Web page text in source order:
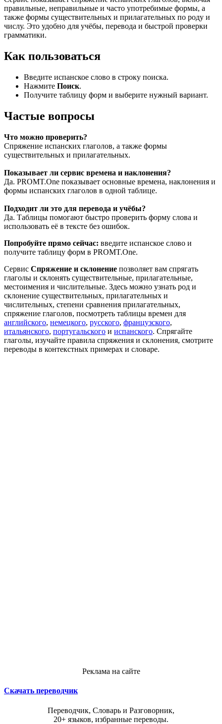
правильные, неправильные и часто употребимые формы, а
также формы существительных и прилагательных по роду и
числу. Это удобно для учёбы, перевода и быстрой проверки
грамматики.
Как пользоваться
Введите испанское слово в строку поиска.
Нажмите Поиск.
Получите таблицу форм и выберите нужный вариант.
Частые вопросы
Что можно проверить?
Спряжение испанских глаголов, а также формы
существительных и прилагательных.
Показывает ли сервис времена и наклонения?
Да. PROMT.One показывает основные времена, наклонения и
формы испанских глаголов в одной таблице.
Подходит ли это для перевода и учёбы?
Да. Таблицы помогают быстро проверить форму слова и
использовать её в тексте без ошибок.
Попробуйте прямо сейчас: введите испанское слово и
получите таблицу форм в PROMT.One.
Сервис Спряжение и склонение позволяет вам спрягать
глаголы и склонять существительные, прилагательные,
местоимения и числительные. Здесь можно узнать род и
склонение существительных, прилагательных и
числительных, степени сравнения прилагательных,
спряжение глаголов, посмотреть таблицы времен для
английского, немецкого, русского, французского,
итальянского, португальского и испанского. Спрягайте
глаголы, изучайте правила спряжения и склонения, смотрите
переводы в контекстных примерах и словаре.
Реклама на сайте
Скачать переводчик
Переводчик, Словарь и Разговорник,
20+ языков, избранные переводы.